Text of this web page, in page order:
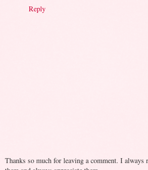
Reply
Thanks so much for leaving a comment. I always